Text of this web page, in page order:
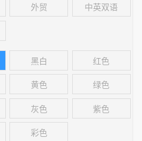
外贸 中英双语
黑白 红色
黄色 绿色
灰色 紫色
彩色